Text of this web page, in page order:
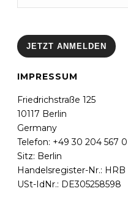
IMPRESSUM
Friedrichstraße 125
10117 Berlin
Germany
Telefon: +49 30 204 567 0
Sitz: Berlin
Handelsregister-Nr.: HRB
USt-IdNr.: DE305258598